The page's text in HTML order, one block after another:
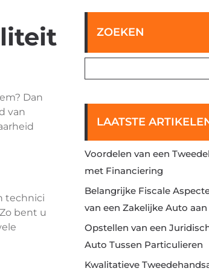
Dan
van
technici
bent u
ZOEKEN
LAATSTE
Voordelen van een
met Financiering
Belangrijke Fiscale
van een Zakelijke Auto
Opstellen van een
Auto Tussen Particulieren
Kwalitatieve